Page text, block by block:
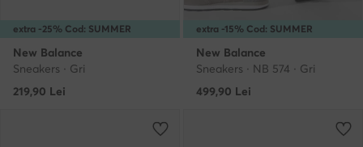
extra -25% Cod: SUMMER
New Balance
Sneakers · Gri
219,90 Lei
extra -15% Cod: SUMMER
New Balance
Sneakers · NB 574 · Gri
499,90 Lei